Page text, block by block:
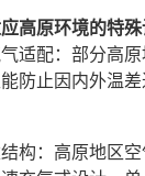
应高原环境的特
适配：部分高
防止因内外温
构：高原地区